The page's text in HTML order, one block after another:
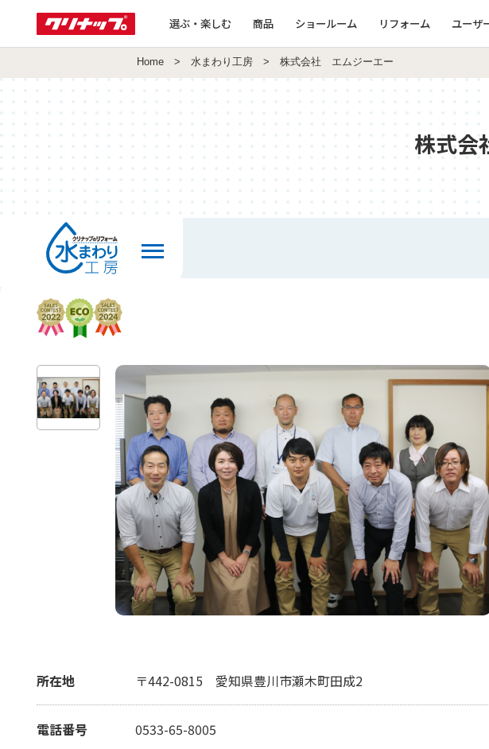
選ぶ・楽しむ 商品 ショールーム リフォーム ユーザ
Home > 水まわり工房 > 株式会社 エムジーエー
株式
所在地 〒442-0815 愛知県豊川市瀬木町田成2
電話番号 0533-65-8005